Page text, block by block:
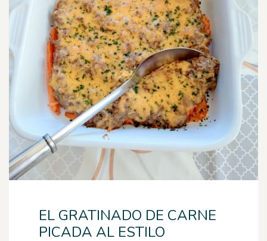
EL GRATINADO DE CARNE
PICADA AL ESTILO